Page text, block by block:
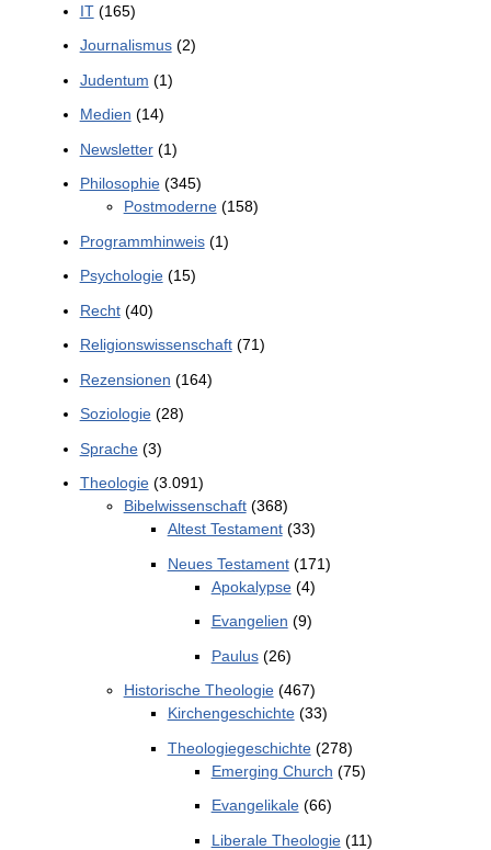
IT(165)
Journalismus(2)
Judentum (1)
Medien (14)
Newsletter(1)
Philosophie(345)
Postmoderne(158)
Programmhinweis(1)
Psychologie(15)
Recht(40)
Religionswissenschaft(71)
Rezensionen (164)
Soziologie(28)
Sprache(3)
Theologie(3.091)
Bibelwissenschaft(368)
Altest Testament(33)
Neues Testament(171)
Apokalypse(4)
Evangelien (9)
Paulus(26)
Historische Theologie(467)
Kirchengeschichte(33)
Theologiegeschichte(278)
Emerging Church (75)
Evangelikale(66)
Liberale Theologie(11)